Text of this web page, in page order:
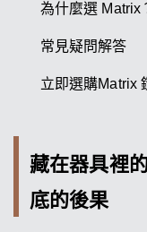
為什麼選 Matrix
常見疑問解答
立即選購Matrix
藏在器具裡
底的後果